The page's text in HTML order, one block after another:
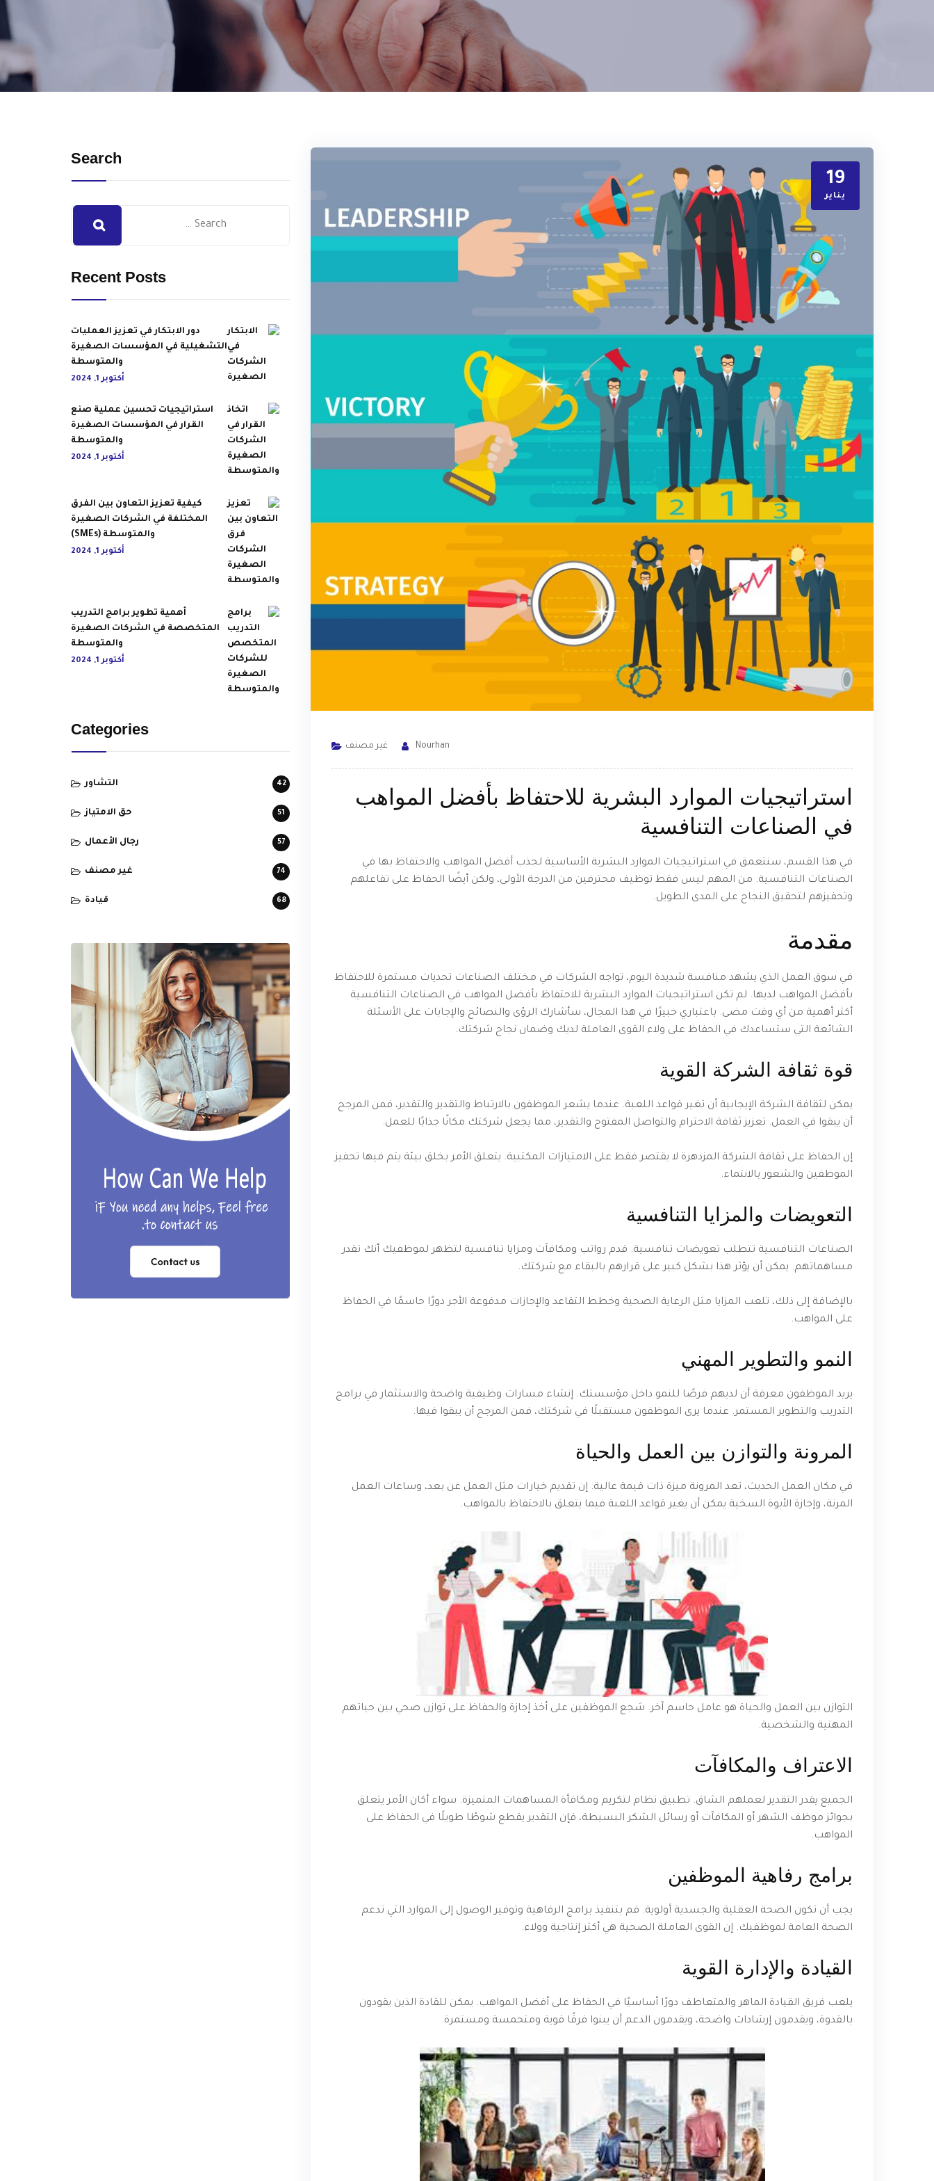
19
يناير
Nourhan غير مصنف
استراتيجيات الموارد البشرية للاحتفاظ بأفضل المواهب
في الصناعات التنافسية
في هذا القسم، سنتعمق في استراتيجيات الموارد البشرية الأساسية لجذب أفضل المواهب والاحتفاظ بها في
الصناعات التنافسية. من المهم ليس فقط توظيف محترفين من الدرجة الأولى، ولكن أيضًا الحفاظ على تفاعلهم
وتحفيزهم لتحقيق النجاح على المدى الطويل.
مقدمة
في سوق العمل الذي يشهد منافسة شديدة اليوم، تواجه الشركات في مختلف الصناعات تحديات مستمرة للاحتفاظ
بأفضل المواهب لديها. لم تكن استراتيجيات الموارد البشرية للاحتفاظ بأفضل المواهب في الصناعات التنافسية
أكثر أهمية من أي وقت مضى. باعتباري خبيرًا في هذا المجال، سأشارك الرؤى والنصائح والإجابات على الأسئلة
الشائعة التي ستساعدك في الحفاظ على ولاء القوى العاملة لديك وضمان نجاح شركتك.
قوة ثقافة الشركة القوية
يمكن لثقافة الشركة الإيجابية أن تغير قواعد اللعبة. عندما يشعر الموظفون بالارتباط والتقدير والتقدير، فمن المرجح
أن يبقوا في العمل. تعزيز ثقافة الاحترام والتواصل المفتوح والتقدير، مما يجعل شركتك مكانًا جذابًا للعمل.
إن الحفاظ على ثقافة الشركة المزدهرة لا يقتصر فقط على الامتيازات المكتبية. يتعلق الأمر بخلق بيئة يتم فيها تحفيز
الموظفين والشعور بالانتماء.
التعويضات والمزايا التنافسية
الصناعات التنافسية تتطلب تعويضات تنافسية. قدم رواتب ومكافآت ومزايا تنافسية لتظهر لموظفيك أنك تقدر
مساهماتهم. يمكن أن يؤثر هذا بشكل كبير على قرارهم بالبقاء مع شركتك.
بالإضافة إلى ذلك، تلعب المزايا مثل الرعاية الصحية وخطط التقاعد والإجازات مدفوعة الأجر دورًا حاسمًا في الحفاظ
على المواهب.
النمو والتطوير المهني
يريد الموظفون معرفة أن لديهم فرصًا للنمو داخل مؤسستك. إنشاء مسارات وظيفية واضحة والاستثمار في برامج
التدريب والتطوير المستمر. عندما يرى الموظفون مستقبلًا في شركتك، فمن المرجح أن يبقوا فيها.
المرونة والتوازن بين العمل والحياة
في مكان العمل الحديث، تعد المرونة ميزة ذات قيمة عالية. إن تقديم خيارات مثل العمل عن بعد، وساعات العمل
المرنة، وإجازة الأبوة السخية يمكن أن يغير قواعد اللعبة فيما يتعلق بالاحتفاظ بالمواهب.
التوازن بين العمل والحياة هو عامل حاسم آخر. شجع الموظفين على أخذ إجازة والحفاظ على توازن صحي بين حياتهم
المهنية والشخصية.
الاعتراف والمكافآت
الجميع يقدر التقدير لعملهم الشاق. تطبيق نظام لتكريم ومكافأة المساهمات المتميزة. سواء أكان الأمر يتعلق
بجوائز موظف الشهر أو المكافآت أو رسائل الشكر البسيطة، فإن التقدير يقطع شوطًا طويلًا في الحفاظ على
المواهب.
برامج رفاهية الموظفين
يجب أن تكون الصحة العقلية والجسدية أولوية. قم بتنفيذ برامج الرفاهية وتوفير الوصول إلى الموارد التي تدعم
الصحة العامة لموظفيك. إن القوى العاملة الصحية هي أكثر إنتاجية وولاء.
القيادة والإدارة القوية
يلعب فريق القيادة الماهر والمتعاطف دورًا أساسيًا في الحفاظ على أفضل المواهب. يمكن للقادة الذين يقودون
بالقدوة، ويقدمون إرشادات واضحة، ويقدمون الدعم أن يبنوا فرقًا قوية ومتحمسة ومستمرة.
Search
Recent Posts
دور الابتكار في تعزيز العمليات
التشغيلية في المؤسسات الصغيرة
والمتوسطة
أكتوبر 1, 2024
استراتيجيات تحسين عملية صنع
القرار في المؤسسات الصغيرة
والمتوسطة
أكتوبر 1, 2024
كيفية تعزيز التعاون بين الفرق
المختلفة في الشركات الصغيرة
والمتوسطة (SMEs)
أكتوبر 1, 2024
أهمية تطوير برامج التدريب
المتخصصة في الشركات الصغيرة
والمتوسطة
أكتوبر 1, 2024
Categories
التشاور 42
حق الامتياز 51
رجال الأعمال 57
غير مصنف 74
قيادة 68